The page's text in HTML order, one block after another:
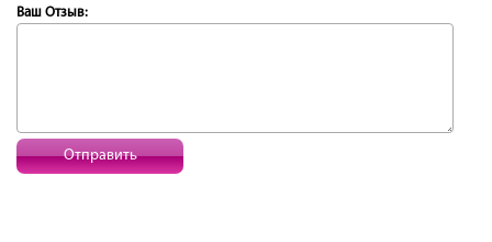
Ваш Отзыв:
Отправить